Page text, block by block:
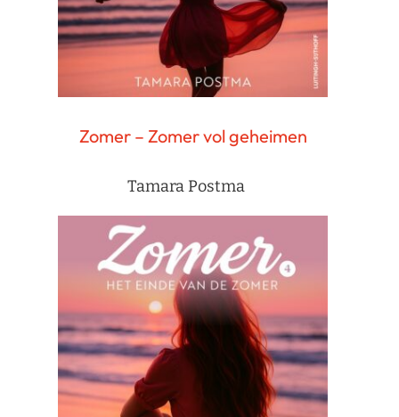
Zomer – Zomer vol geheimen
Tamara Postma